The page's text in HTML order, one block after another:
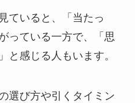
ていると、「当たっ
っている一方で、「思
と感じる人もいます。
選び方や引くタイミン